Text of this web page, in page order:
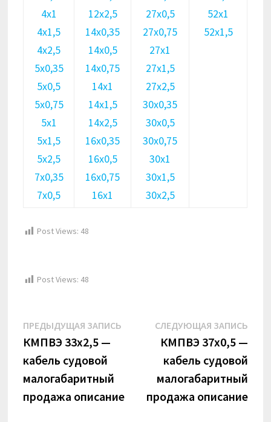
4х1
4х1,5
4х2,5
5х0,35
5х0,5
5х0,75
5х1
5х1,5
5х2,5
7х0,35
7х0,5
12х2,5
14х0,35
14х0,5
14х0,75
14х1
14х1,5
14х2,5
16х0,35
16х0,5
16х0,75
16х1
27х0,5
27х0,75
27х1
27х1,5
27х2,5
30х0,35
30х0,5
30х0,75
30х1
30х1,5
30х2,5
52х1
52х1,5
Post Views: 48
Post Views: 48
Навигация
по
записям
ПРЕДЫДУЩАЯ ЗАПИСЬ Предыдущая
КМПВЭ 33х2,5 —
кабель судовой
малогабаритный
продажа описание
СЛЕДУЮЩАЯ ЗАПИСЬ
КМПВЭ 37х0,5 —
кабель судовой
малогабаритный
продажа описание